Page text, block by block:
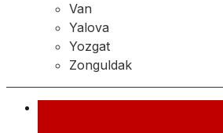
Van
Yalova
Yozgat
Zonguldak